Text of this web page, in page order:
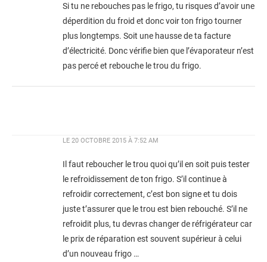
Si tu ne rebouches pas le frigo, tu risques d’avoir une
déperdition du froid et donc voir ton frigo tourner
plus longtemps. Soit une hausse de ta facture
d’électricité. Donc vérifie bien que l’évaporateur n’est
pas percé et rebouche le trou du frigo.
LE 20 OCTOBRE 2015 À 7:52 AM
Il faut reboucher le trou quoi qu’il en soit puis tester
le refroidissement de ton frigo. S’il continue à
refroidir correctement, c’est bon signe et tu dois
juste t’assurer que le trou est bien rebouché. S’il ne
refroidit plus, tu devras changer de réfrigérateur car
le prix de réparation est souvent supérieur à celui
d’un nouveau frigo …